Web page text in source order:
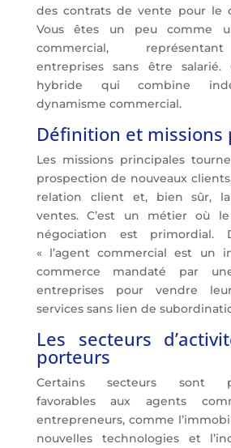
des contrats de vente pour le
Vous êtes un peu comme
commercial,
entreprises sans être salarié.
hybride qui combine
dynamisme commercial.
Définition et missions
Les missions principales
prospection de nouveaux
relation client et, bien sûr,
ventes. C’est un métier où
négociation est primordial.
« l’agent commercial est un
commerce mandaté par
entreprises pour vendre
services sans lien de
Les secteurs
porteurs
Certains secteurs sont
favorables aux agents
entrepreneurs, comme
nouvelles technologies et